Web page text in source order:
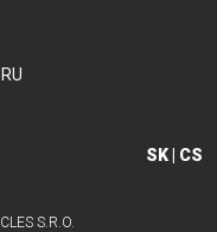
SK | CS
S.R.O.